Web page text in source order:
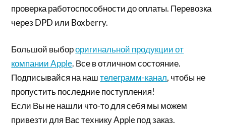
проверка работоспособности до оплаты. Перевозка
через DPD или Boxberry.
Большой выбороригинальной продукции от
компании Apple. Все в отличном состояние.
Подписывайся на наштелеграмм-канал, чтобы не
пропустить последние поступления!
Если Вы не нашли что-то для себя мы можем
привезти для Вас технику Apple под заказ.